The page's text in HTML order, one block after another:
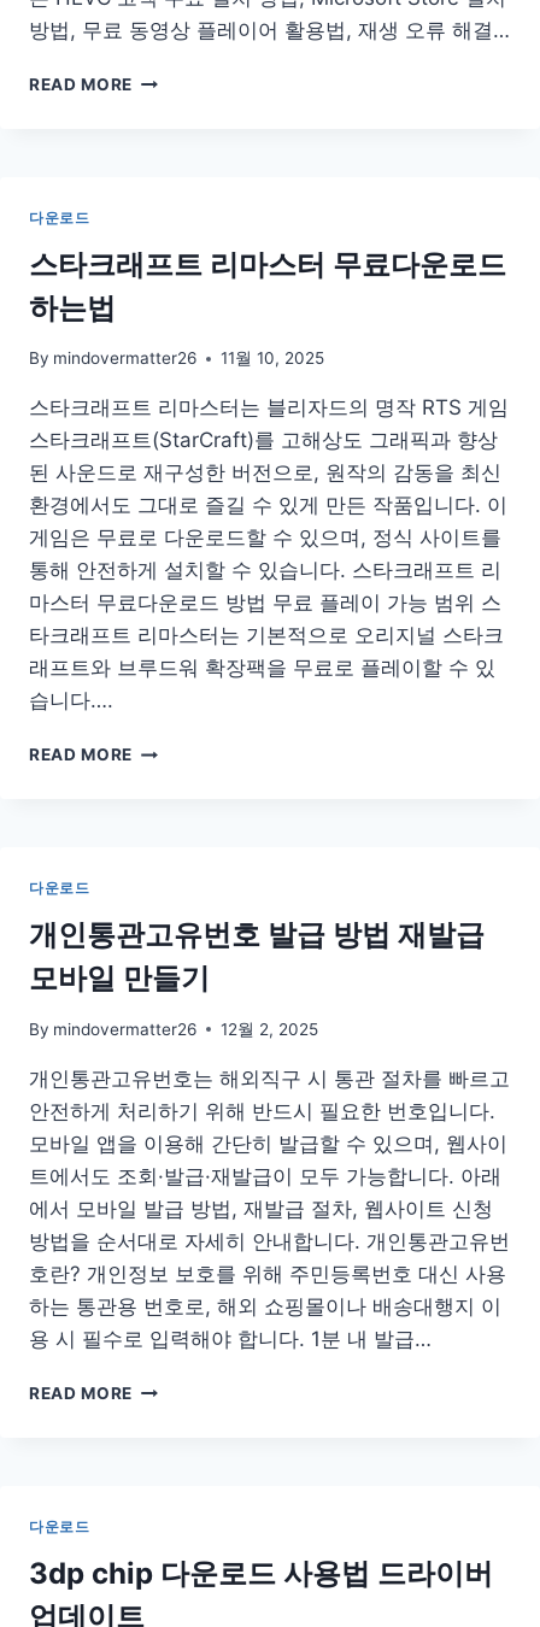
방법, 무료 동영상 플레이어 활용법, 재생 오류 해결…
READ MORE HEVC
무
료
다운로드
스타크래프트 리마스터 무료다운로드
하는법
By mindovermatter26 11월 10, 2025
스타크래프트 리마스터는 블리자드의 명작 RTS 게임
스타크래프트(StarCraft)를 고해상도 그래픽과 향상
된 사운드로 재구성한 버전으로, 원작의 감동을 최신
환경에서도 그대로 즐길 수 있게 만든 작품입니다. 이
게임은 무료로 다운로드할 수 있으며, 정식 사이트를
통해 안전하게 설치할 수 있습니다. 스타크래프트 리
마스터 무료다운로드 방법 무료 플레이 가능 범위 스
타크래프트 리마스터는 기본적으로 오리지널 스타크
래프트와 브루드워 확장팩을 무료로 플레이할 수 있
습니다….
READ MORE 스
마
스
터
료
운
로
드
하
는
법
다운로드
개인통관고유번호 발급 방법 재발급
모바일 만들기
By mindovermatter26 12월 2, 2025
개인통관고유번호는 해외직구 시 통관 절차를 빠르고
안전하게 처리하기 위해 반드시 필요한 번호입니다.
모바일 앱을 이용해 간단히 발급할 수 있으며, 웹사이
트에서도 조회·발급·재발급이 모두 가능합니다. 아래
에서 모바일 발급 방법, 재발급 절차, 웹사이트 신청
방법을 순서대로 자세히 안내합니다. 개인통관고유번
호란? 개인정보 보호를 위해 주민등록번호 대신 사용
하는 통관용 번호로, 해외 쇼핑몰이나 배송대행지 이
용 시 필수로 입력해야 합니다. 1분 내 발급…
READ MORE
호
발
급
다운로드
3dp chip 다운로드 사용법 드라이버
업데이트